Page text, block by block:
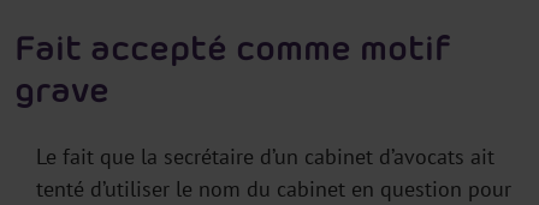
Fait accepté comme motif
grave
Le fait que la secrétaire d’un cabinet d’avocats ait
tenté d’utiliser le nom du cabinet en question pour